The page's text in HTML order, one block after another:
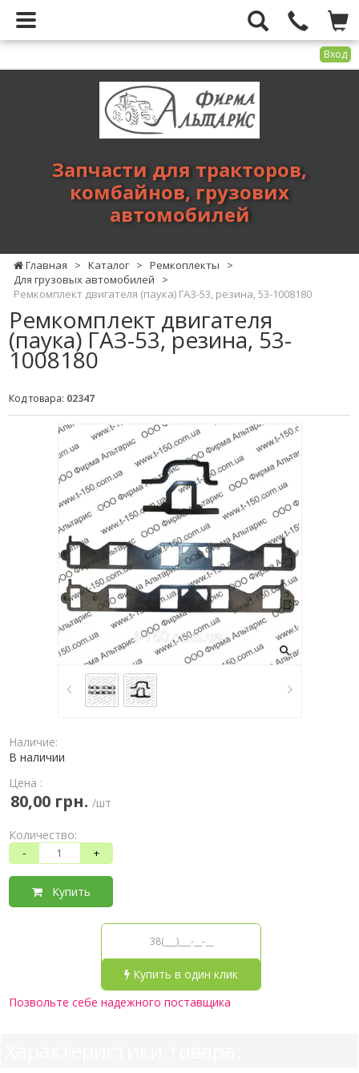
Вход
тракторов,
комбайнов,
Запчасти для тракторов,
комбайнов, грузових
автомобилей
Главная > Каталог > Ремкоплекты
>
Для грузовых автомобилей
>
Ремкомплект двигателя (паука) ГАЗ-53, резина, 53-1008180
Ремкомплект двигателя
(паука) ГАЗ-53, резина, 53-
1008180
Код товара: 02347
Наличие:
В наличии
Цена :
80,00 грн. /шт
Количество:
- +
Купить
Купить в один клик
Позвольте себе надежного поставщика